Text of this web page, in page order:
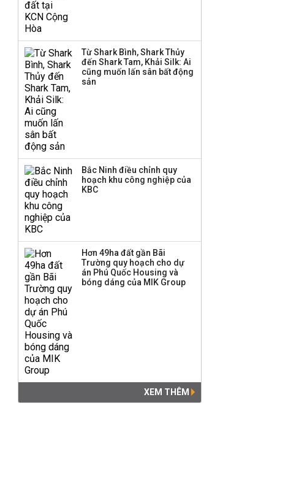
Huấn Hoa Hồng bỗng
dưng ‘biến mất’, một
công ty khác đã giải thể
Từ Shark Bình, Shark Thủy
đến Shark Tam, Khải Silk: Ai
cũng muốn lấn sân bất động
sản
Bắc Ninh điều chỉnh quy
hoạch khu công nghiệp của
KBC
Hơn 49ha đất gần Bãi
Trường quy hoạch cho dự
án Phú Quốc Housing và
bóng dáng của MIK Group
XEM THÊM